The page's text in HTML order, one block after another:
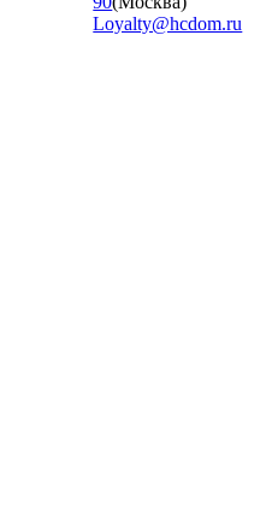
Loyalty@hcdom.ru